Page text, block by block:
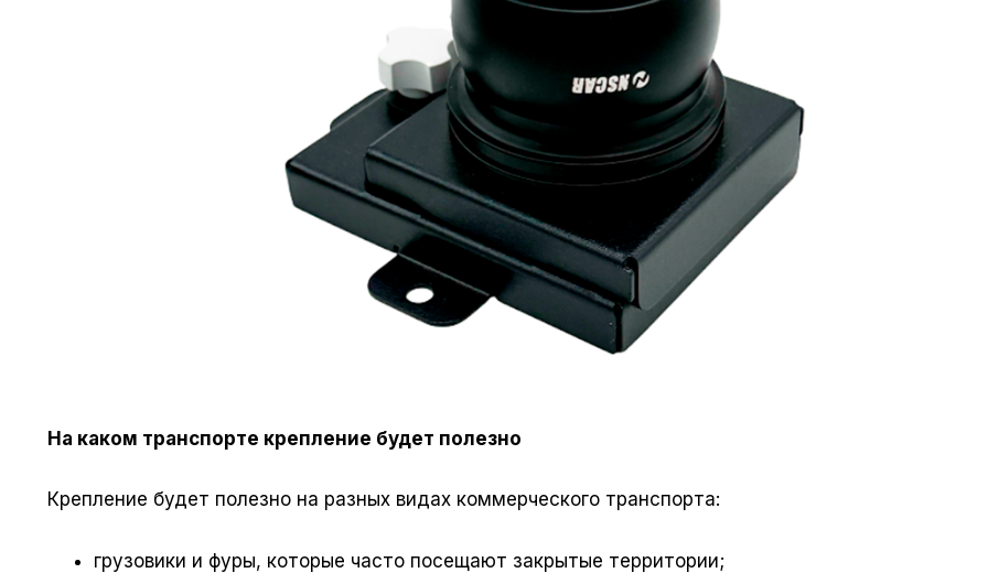
На каком транспорте крепление будет полезно
Крепление будет полезно на разных видах коммерческого транспорта:
грузовики и фуры, которые часто посещают закрытые территории;